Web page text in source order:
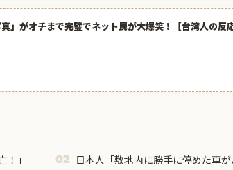
」がオチまで完璧でネット民が大爆笑！【台湾人の反
！」
02
日本人「敷地内に勝手に停めた車